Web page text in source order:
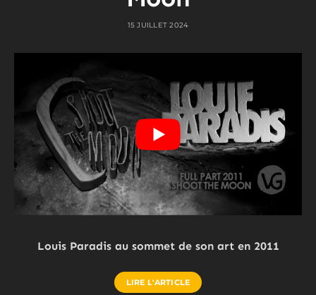
15 JUILLET 2024
Louis Paradis au sommet de son art en 2011
LIRE L'ARTICLE